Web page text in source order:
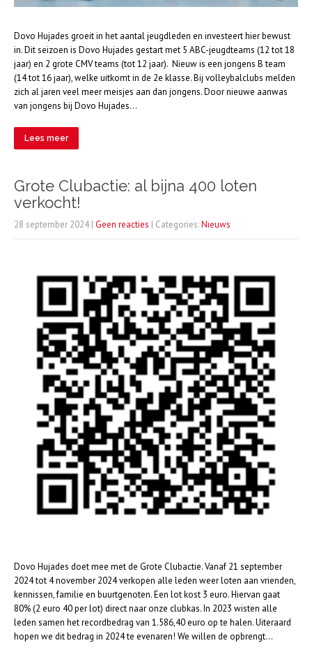
Dovo Hujades groeit in het aantal jeugdleden en investeert hier bewust
in. Dit seizoen is Dovo Hujades gestart met 5 ABC-jeugdteams (12 tot 18
jaar) en 2 grote CMV teams (tot 12 jaar). Nieuw is een jongens B team
(14 tot 16 jaar), welke uitkomt in de 2e klasse. Bij volleybalclubs melden
zich al jaren veel meer meisjes aan dan jongens. Door nieuwe aanwas
van jongens bij Dovo Hujades…
Lees meer
Grote Clubactie: al bijna 400 loten
verkocht!
28 september 2024 | Geen reacties | Categories:Nieuws
Dovo Hujades doet mee met de Grote Clubactie. Vanaf 21 september
2024 tot 4 november 2024 verkopen alle leden weer loten aan vrienden,
kennissen, familie en buurtgenoten. Een lot kost 3 euro. Hiervan gaat
80% (2 euro 40 per lot) direct naar onze clubkas. In 2023 wisten alle
leden samen het recordbedrag van 1.586,40 euro op te halen. Uiteraard
hopen we dit bedrag in 2024 te evenaren! We willen de opbrengt…